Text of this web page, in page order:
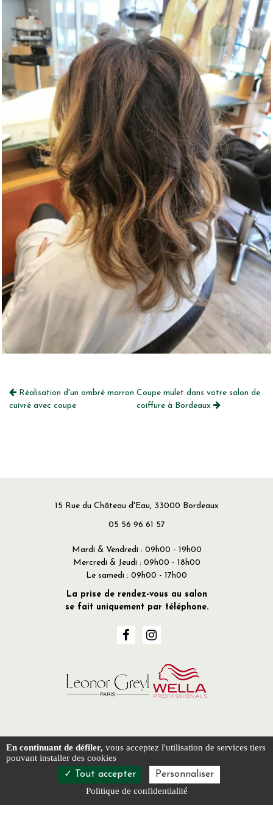
Réalisation d'un ombré marron
cuivré avec coupe
Coupe mulet dans votre salon de
coiffure à Bordeaux
Mardi & Vendredi : 09h00 - 19h00
Mercredi & Jeudi : 09h00 - 18h00
Le samedi : 09h00 - 17h00
15 Rue du Château d'Eau, 33000 Bordeaux
05 56 96 61 57
La prise de rendez-vous au salon
se fait uniquement par téléphone.
Activités
Conseiller visagiste Bordeaux
Coloration cheveux Mériadeck
Spécialiste cheveux bouclés Bordeaux
Conseiller visagiste Mériadeck
Mention légale
En continuant de défiler, vous acceptez l'utilisation de services tiers
pouvant installer des cookies
Tout accepter
Personnaliser
Politique de confidentialité